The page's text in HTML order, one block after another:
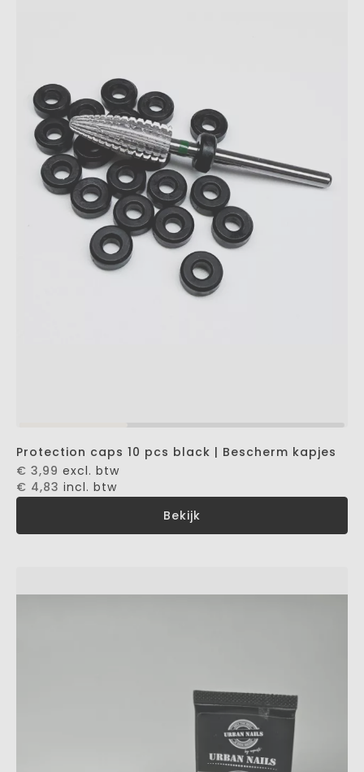
Protection caps 10 pcs black | Bescherm kapjes
€ 3,99 excl. btw
€ 4,83 incl. btw
Bekijk